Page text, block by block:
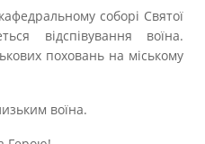
соборі Святої
відспівування воїна.
поховань на міському
воїна.